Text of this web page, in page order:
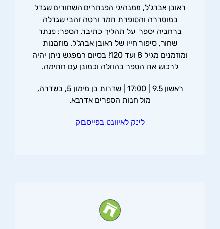
ראובן אברג'ל, ממנהיגי הפנתרים השחורים שגדל
במוסררה והסופרת תמר ורטה זהבי שגדלה
ברחביה יספרו על תהליך כתיבת הספר: פנתר
שחור, סיפור חייו של ראובן אברג'ל. מוזמנות
ומוזמנים מגיל 8 ועד 120! בסיום המפגש ניתן יהיה
לרכוש את הספר בהוזלה וכמובן עם חתימה.
ראשון 9.5 | 17:00 | שדרות בן מימון 5, בשדרה,
מול חנות הספרים אדרבא.
לינק לאיוונט בפייסבוק